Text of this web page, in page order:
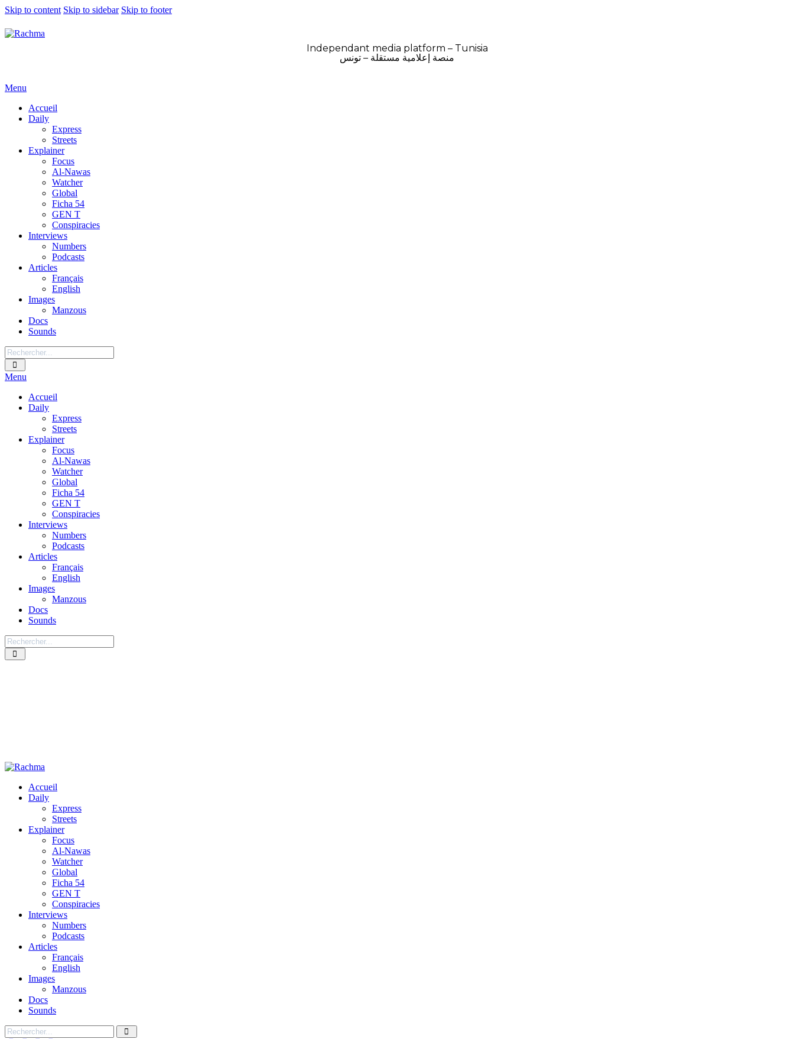
Skip to content Skip to sidebar Skip to footer
Independant media platform – Tunisia
منصة إعلامية مستقلة – تونس
Menu
Accueil
Daily
Express
Streets
Explainer
Focus
Al-Nawas
Watcher
Global
Ficha 54
GEN T
Conspiracies
Interviews
Numbers
Podcasts
Articles
Français
English
Images
Manzous
Docs
Sounds
Menu
Accueil
Daily
Express
Streets
Explainer
Focus
Al-Nawas
Watcher
Global
Ficha 54
GEN T
Conspiracies
Interviews
Numbers
Podcasts
Articles
Français
English
Images
Manzous
Docs
Sounds
Accueil
Daily
Express
Streets
Explainer
Focus
Al-Nawas
Watcher
Global
Ficha 54
GEN T
Conspiracies
Interviews
Numbers
Podcasts
Articles
Français
English
Images
Manzous
Docs
Sounds